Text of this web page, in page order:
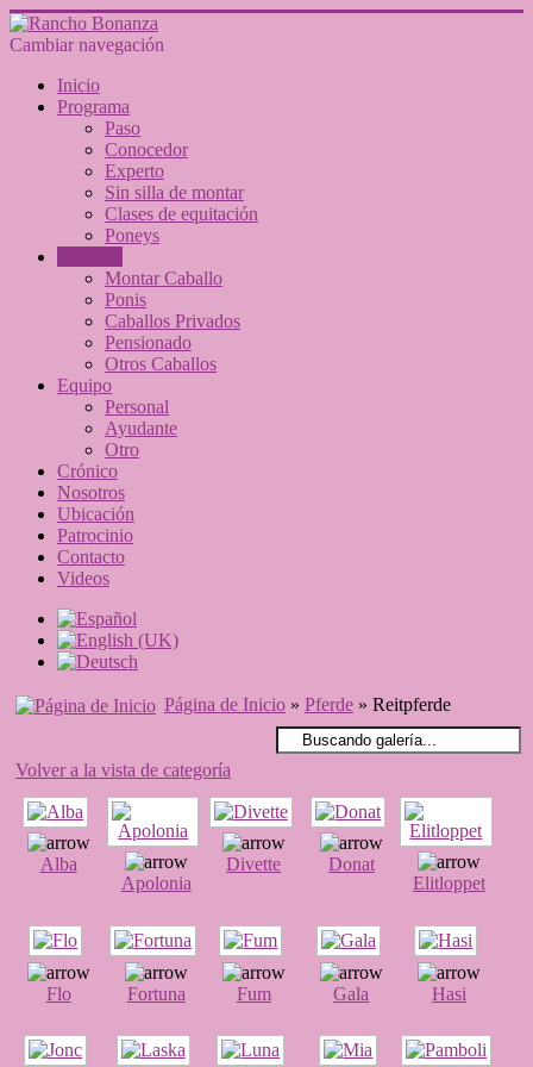
Cambiar navegación
Inicio
Programa
Paso
Conocedor
Experto
Sin silla de montar
Clases de equitación
Poneys
Montar Caballo
Ponis
Caballos Privados
Pensionado
Otros Caballos
Equipo
Personal
Ayudante
Otro
Crónico
Nosotros
Ubicación
Patrocinio
Contacto
Videos
Página de Inicio » Pferde » Reitpferde
Volver a la vista de categoría
Alba
Apolonia
Divette
Donat
Elitloppet
Flo Fortuna Fum Gala Hasi